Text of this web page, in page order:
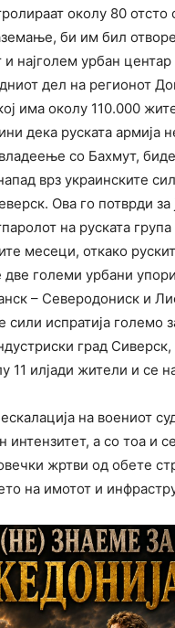
околу 80 отсто
би им бил
и најголем урбан центар
дел на регионот
има околу 110.000
дека руската армија
со Бахмут,
врз украинските
Ова го потврди за
на руската група
месеци, откако
две големи урбани
– Северодониск и
сили испратија големо
град Сиверск,
11 илјади жители и се
на воениот
интензитет, а со тоа и
жртви од обете
на имотот и